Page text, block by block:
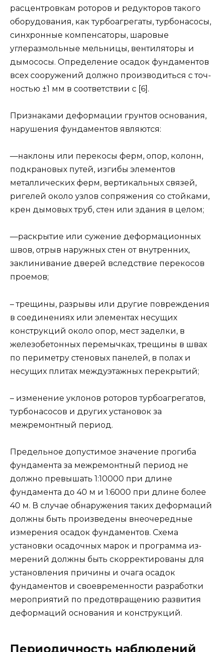
расцентровкам роторов и редукторов такого
оборудования, как турбоагрегаты, турбонасосы,
синхронные компенсаторы, шаровые
углеразмольные мель­ницы, вентиляторы и
дымососы. Определение осадок фун­даментов
всех сооружений должно производиться с точ­
ностью ±1 мм в соответствии с [6].
Признаками деформации грунтов основания,
наруше­ния фундаментов являются:
—наклоны или перекосы ферм, опор, колонн,
подкра­новых путей, изгибы элементов
металлических ферм, вертикальных связей,
ригелей около узлов сопряжения со стойками,
крен дымовых труб, стен или здания в целом;
—раскрытие или сужение деформационных
швов, отрыв наружных стен от внутренних,
заклинивание дверей вследствие перекосов
проемов;
– трещины, разрывы или другие повреждения
в соединениях или элементах несущих
конструкций около опор, мест заделки, в
железобетонных перемычках, тре­щины в швах
по периметру стеновых панелей, в полах и
несущих плитах междуэтажных перекрытий;
– изменение уклонов роторов турбоагрегатов,
турбонасосов и других установок за
межремонтный период.
Предельное допустимое значение прогиба
фундамента за межремонтный период не
должно превышать 1:10000 при длине
фундамента до 40 м и 1:6000 при длине более
40 м. В случае обнаружения таких деформаций
должны быть произведены внеочередные
измерения осадок фундамен­тов. Схема
установки осадочных марок и программа из­
мерений должны быть скорректированы для
установле­ния причины и очага осадок
фундаментов и своевремен­ности разработки
мероприятий по предотвращению раз­вития
деформаций основания и конструкций.
Периодичность наблюдений